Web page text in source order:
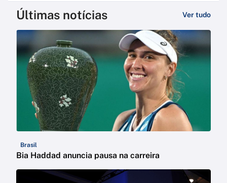
Últimas notícias Ver tudo
Brasil
Bia Haddad anuncia pausa na carreira